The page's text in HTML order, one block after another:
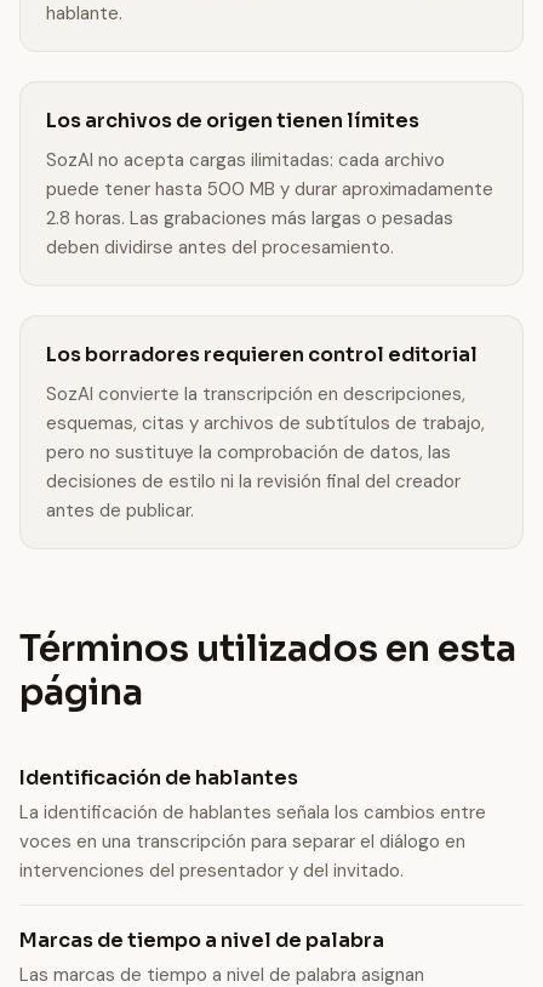
hablante.
Los archivos de origen tienen límites
SozAI no acepta cargas ilimitadas: cada archivo
puede tener hasta 500 MB y durar aproximadamente
2.8 horas. Las grabaciones más largas o pesadas
deben dividirse antes del procesamiento.
Los borradores requieren control editorial
SozAI convierte la transcripción en descripciones,
esquemas, citas y archivos de subtítulos de trabajo,
pero no sustituye la comprobación de datos, las
decisiones de estilo ni la revisión final del creador
antes de publicar.
Términos utilizados en esta
página
Identificación de hablantes
La identificación de hablantes señala los cambios entre
voces en una transcripción para separar el diálogo en
intervenciones del presentador y del invitado.
Marcas de tiempo a nivel de palabra
Las marcas de tiempo a nivel de palabra asignan